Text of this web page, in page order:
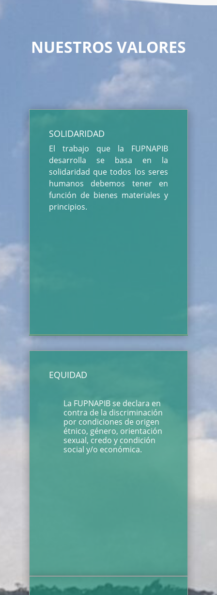
NUESTROS VALORES
SOLIDARIDAD
El trabajo que la FUPNAPIB
desarrolla se basa en la
solidaridad que todos los seres
humanos debemos tener en
función de bienes materiales y
principios.
EQUIDAD
La FUPNAPIB se declara en
contra de la discriminación
por condiciones de origen
étnico, género, orientación
sexual, credo y condición
social y/o económica.